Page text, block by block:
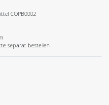
COPB0002
separat bestellen